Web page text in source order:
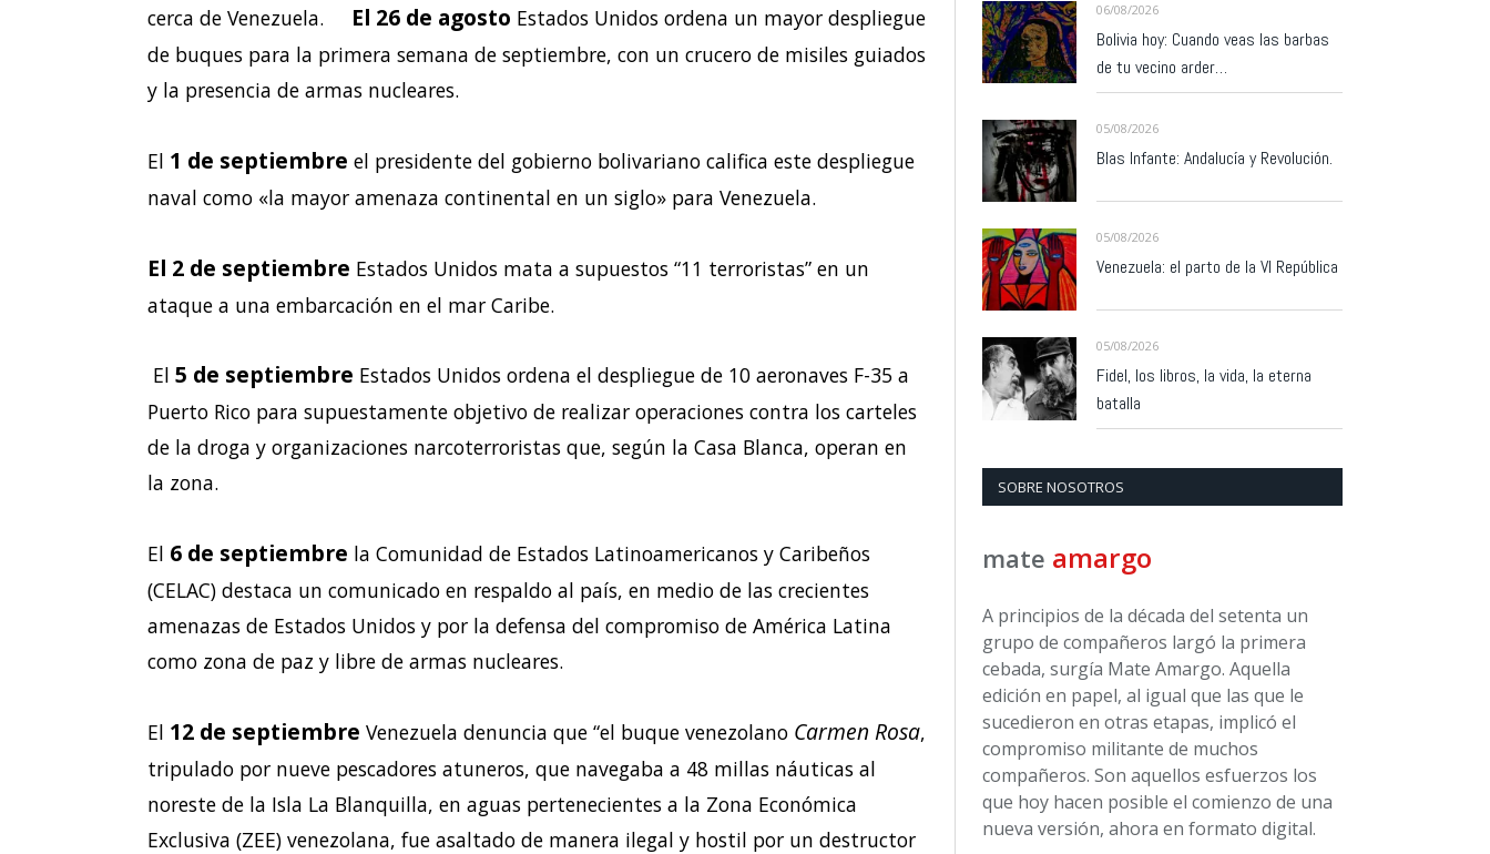
cerca de Venezuela.
El 26 de agosto Estados Unidos ordena un mayor despliegue
de buques para la primera semana de septiembre, con un crucero de misiles guiados
y la presencia de armas nucleares.
El 1 de septiembre el presidente del gobierno bolivariano califica este despliegue
naval como «la mayor amenaza continental en un siglo» para Venezuela.
El 2 de septiembre Estados Unidos mata a supuestos “11 terroristas” en un
ataque a una embarcación en el mar Caribe.
El 5 de septiembre Estados Unidos ordena el despliegue de 10 aeronaves F-35 a
Puerto Rico para supuestamente objetivo de realizar operaciones contra los carteles
de la droga y organizaciones narcoterroristas que, según la Casa Blanca, operan en
la zona.
El 6 de septiembre la Comunidad de Estados Latinoamericanos y Caribeños
(CELAC) destaca un comunicado en respaldo al país, en medio de las crecientes
amenazas de Estados Unidos y por la defensa del compromiso de América Latina
como zona de paz y libre de armas nucleares.
El 12 de septiembre Venezuela denuncia que “el buque venezolano Carmen Rosa,
tripulado por nueve pescadores atuneros, que navegaba a 48 millas náuticas al
noreste de la Isla La Blanquilla, en aguas pertenecientes a la Zona Económica
Exclusiva (ZEE) venezolana, fue asaltado de manera ilegal y hostil por un destructor
06/08/2026
Bolivia hoy: Cuando veas las barbas
de tu vecino arder…
05/08/2026
Blas Infante: Andalucía y Revolución.
05/08/2026
Venezuela: el parto de la VI República
05/08/2026
Fidel, los libros, la vida, la eterna
batalla
SOBRE NOSOTROS
mate amargo
A principios de la década del setenta un
grupo de compañeros largó la primera
cebada, surgía Mate Amargo. Aquella
edición en papel, al igual que las que le
sucedieron en otras etapas, implicó el
compromiso militante de muchos
compañeros. Son aquellos esfuerzos los
que hoy hacen posible el comienzo de una
nueva versión, ahora en formato digital.